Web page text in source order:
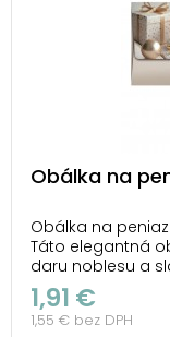
Obálka na
Obálka na
Táto elegantná
daru noblesu a
zlatých a
decentné
pokoja, tepla a
1,91 €
1,55 € bez DPH